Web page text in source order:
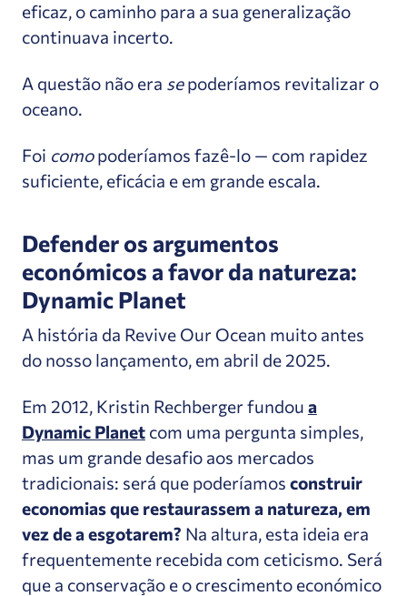
eficaz, o caminho para a sua generalização
continuava incerto.
A questão não era sepoderíamos revitalizar o
oceano.
Foi comopoderíamos fazê-lo — com rapidez
suficiente, eficácia e em grande escala.
Defender os argumentos
económicos a favor da natureza:
Dynamic Planet
A história da Revive Our Ocean muito antes
do nosso lançamento, em abril de 2025.
Em 2012, Kristin Rechberger fundou a
Dynamic Planetcom uma pergunta simples,
mas um grande desafio aos mercados
tradicionais: será que poderíamos construir
economias que restaurassem a natureza, em
vez de a esgotarem? Na altura, esta ideia era
frequentemente recebida com ceticismo. Será
que a conservação e o crescimento económico